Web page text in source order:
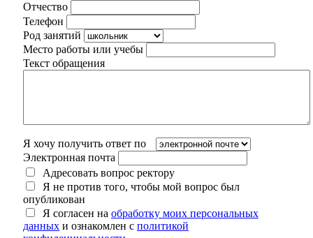
Отчество
Телефон
Род занятий
Место работы или учебы
Текст обращения
Я хочу получить ответ по
Электронная почта
Адресовать вопрос ректору
Я не против того, чтобы мой вопрос был
опубликован
Я согласен на обработку моих персональных
данных и ознакомлен с политикой